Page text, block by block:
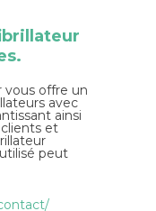
vous offre un
avec
ainsi
et
peut